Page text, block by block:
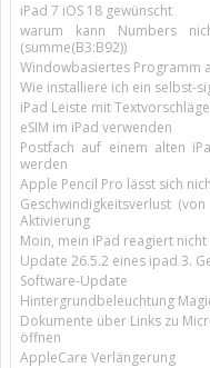
iPad 7 iOS 18 gewünscht
warum kann Numbers
(summe(B3:B92))
Windowbasiertes Programm
Wie installiere ich ein selbst-
iPad Leiste mit
eSIM im iPad verwenden
Postfach auf einem alten
werden
Apple Pencil Pro lässt sich
Geschwindigkeitsverlust
Aktivierung
Moin, mein iPad reagiert
Update 26.5.2 eines ipad 3.
Software-Update
Hintergrundbeleuchtung
Dokumente über Links zu
öffnen
AppleCare Verlängerung